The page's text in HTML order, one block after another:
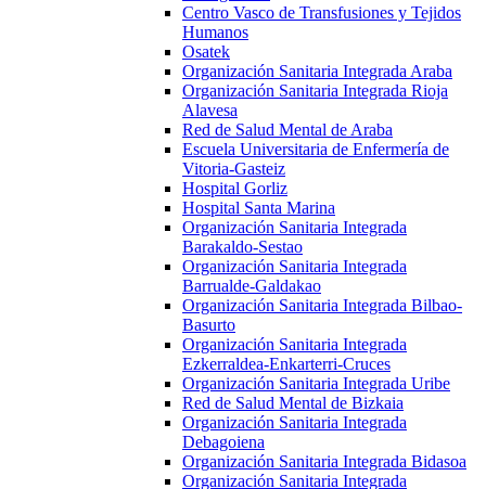
Centro Vasco de Transfusiones y Tejidos
Humanos
Osatek
Organización Sanitaria Integrada Araba
Organización Sanitaria Integrada Rioja
Alavesa
Red de Salud Mental de Araba
Escuela Universitaria de Enfermería de
Vitoria-Gasteiz
Hospital Gorliz
Hospital Santa Marina
Organización Sanitaria Integrada
Barakaldo-Sestao
Organización Sanitaria Integrada
Barrualde-Galdakao
Organización Sanitaria Integrada Bilbao-
Basurto
Organización Sanitaria Integrada
Ezkerraldea-Enkarterri-Cruces
Organización Sanitaria Integrada Uribe
Red de Salud Mental de Bizkaia
Organización Sanitaria Integrada
Debagoiena
Organización Sanitaria Integrada Bidasoa
Organización Sanitaria Integrada